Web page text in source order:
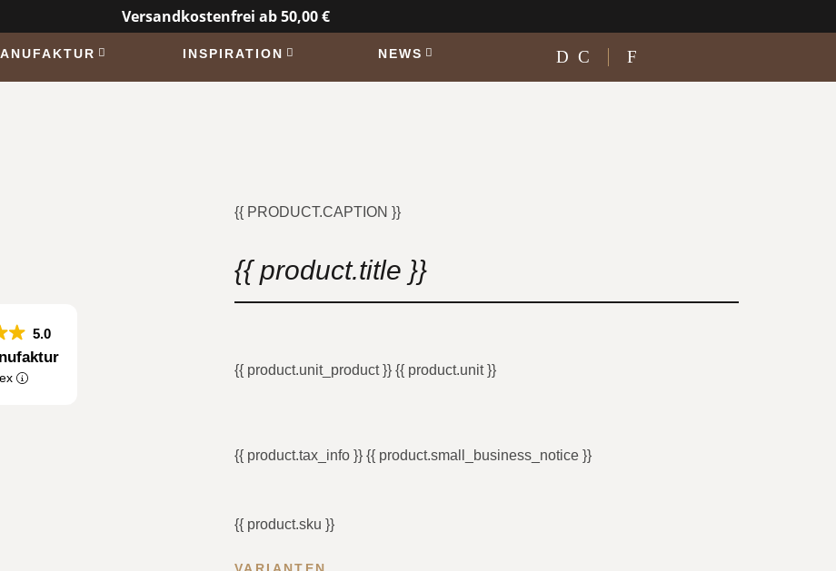
Versandkostenfrei ab 50,00 €
INSPIRATION NEWS
5.0
{{ PRODUCT.CAPTION }}
{{ product.title }}
{{ product.unit_product }} {{ product.unit }}
{{ product.tax_info }} {{ product.small_business_notice }}
{{ product.sku }}